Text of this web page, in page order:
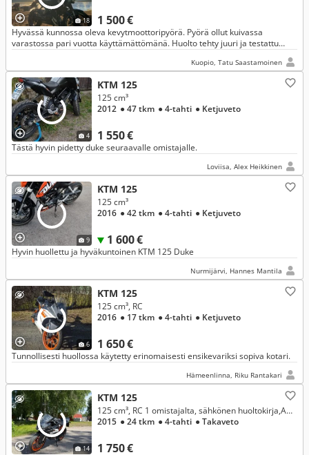
18 1 500 €
Hyvässä kunnossa oleva kevytmoottoripyörä. Pyörä ollut kuivassa
varastossa pari vuotta käyttämättömänä. Huolto tehty juuri ja testattu
Kuopio, Tatu Saastamoinen
4
KTM 125
1 550 €
125 cm³
2012 ● 47 tkm ● 4-tahti ● Ketjuveto
Tästä hyvin pidetty duke seuraavalle omistajalle.
Loviisa, Alex Heikkinen
9
KTM 125
1 600 €
125 cm³
2016 ● 42 tkm ● 4-tahti ● Ketjuveto
Hyvin huollettu ja hyväkuntoinen KTM 125 Duke
Nurmijärvi, Hannes Mantila
6
KTM 125
1 650 €
125 cm³, RC
2016 ● 17 tkm ● 4-tahti ● Ketjuveto
Tunnollisesti huollossa käytetty erinomaisesti ensikevariksi sopiva kotari.
Hämeenlinna, Riku Rantakari
14
KTM 125
1 750 €
125 cm³, RC 1 omistajalta, sähkönen huoltokirja,ABS, penkinlämmitin
2015 ● 24 tkm ● 4-tahti ● Takaveto